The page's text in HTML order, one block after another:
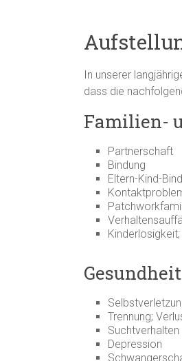
In unserer
dass die
Familien-
Partnerschaft
Bindung
Eltern-Kind-
Gesundheit
Trennung;
Suchtverhalten
Depression